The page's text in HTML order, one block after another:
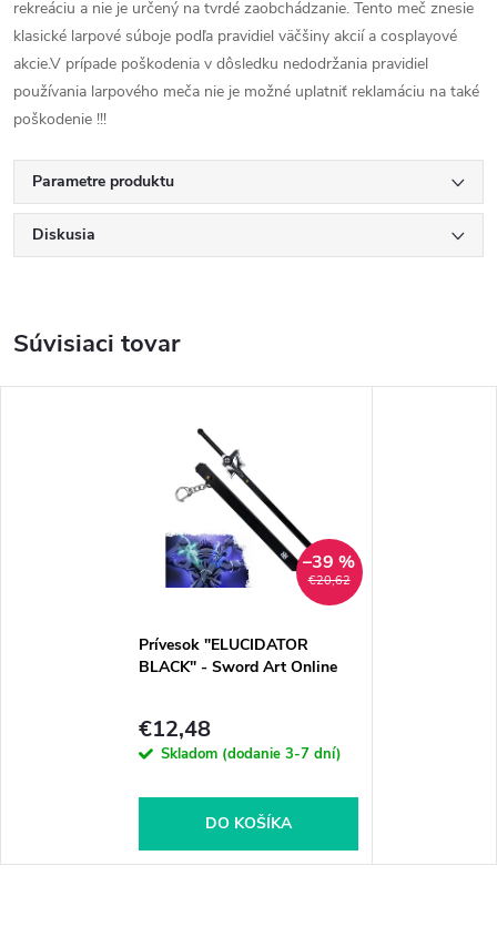
rekreáciu a nie je určený na tvrdé zaobchádzanie. Tento meč znesie
klasické larpové súboje podľa pravidiel väčšiny akcií a cosplayové
akcie.V prípade poškodenia v dôsledku nedodržania pravidiel
používania larpového meča nie je možné uplatniť reklamáciu na také
poškodenie !!!
Parametre produktu
Diskusia
Súvisiaci tovar
€20,62
–39 %
Prívesok "ELUCIDATOR
BLACK" - Sword Art Online
€12,48
Skladom (dodanie 3-7 dní)
DO KOŠÍKA